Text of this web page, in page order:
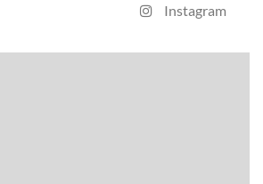
Instagram